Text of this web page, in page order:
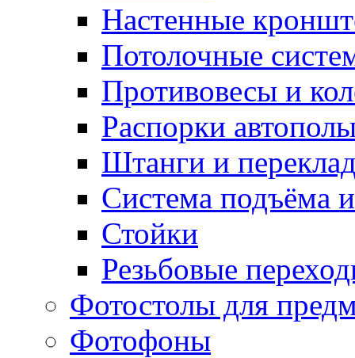
Настенные
Потолочные
Противовесы и
Распорки
Штанги и
Система подъёма
Стойки
Резьбовые
Фотостолы для
Фотофоны